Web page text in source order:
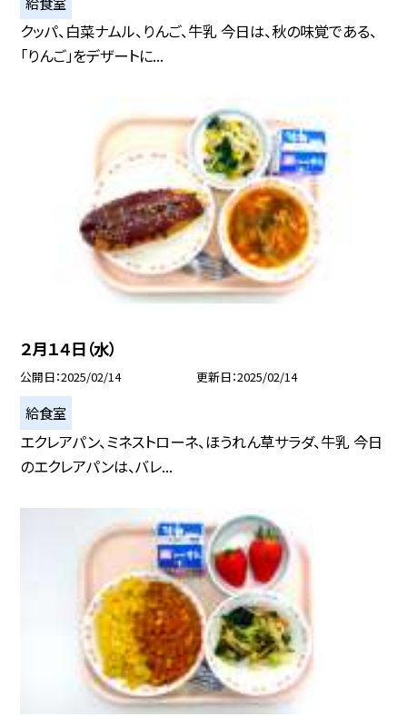
クッパ、白菜ナムル、りんご、牛乳 今日は、秋の味覚である、
「りんご」をデザートに...
２月１４日（水）
公開日 2025/02/14 更新日 2025/02/14
給食室
エクレアパン、ミネストローネ、ほうれん草サラダ、牛乳 今日
のエクレアパンは、バレ...